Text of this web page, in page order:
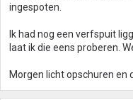
ingespoten.
Ik had nog een verfspuit
laat ik die eens proberen.
Morgen licht opschuren en